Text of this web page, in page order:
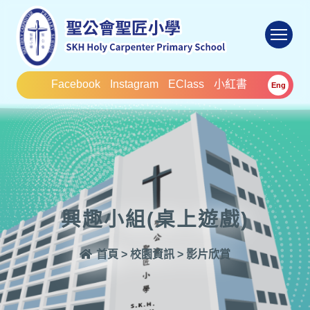
Facebook Instagram EClass 小紅書 Eng
興趣小組(桌上遊戲)
首頁 > 校園資訊 > 影片欣賞